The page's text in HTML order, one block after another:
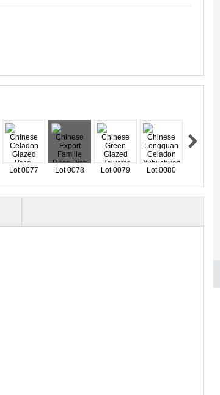
Lot 0077 Lot 0078 Lot 0079 Lot 0080